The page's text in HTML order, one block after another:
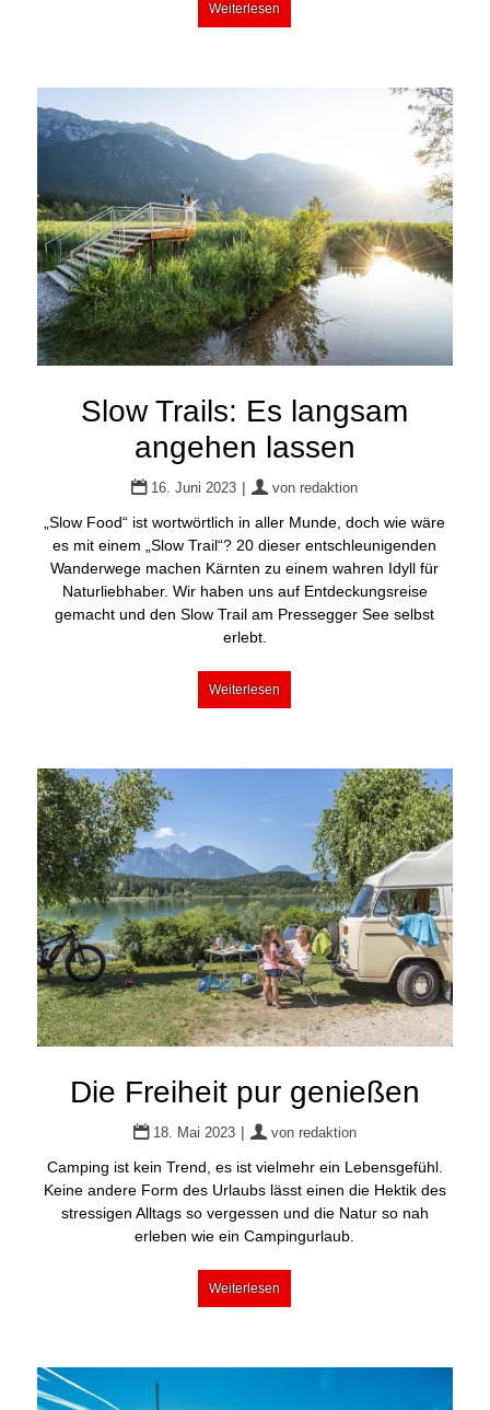
Weiterlesen
Slow Trails: Es langsam
angehen lassen
16. Juni 2023 | vonredaktion
„Slow Food“ ist wortwörtlich in aller Munde, doch wie wäre
es mit einem „Slow Trail“? 20 dieser entschleunigenden
Wanderwege machen Kärnten zu einem wahren Idyll für
Naturliebhaber. Wir haben uns auf Entdeckungsreise
gemacht und den Slow Trail am Pressegger See selbst
erlebt.
Weiterlesen
Die Freiheit pur genießen
18. Mai 2023 | von redaktion
Camping ist kein Trend, es ist vielmehr ein Lebensgefühl.
Keine andere Form des Urlaubs lässt einen die Hektik des
stressigen Alltags so vergessen und die Natur so nah
erleben wie ein Campingurlaub.
Weiterlesen